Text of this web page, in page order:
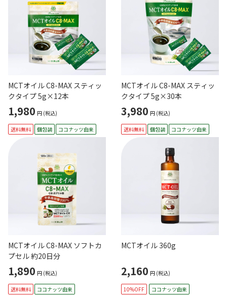
MCTオイル C8-MAX スティッ
クタイプ 5g×12本
1,980 円 (税込)
送料無料 個包装 ココナッツ由来
MCTオイル C8-MAX スティッ
クタイプ 5g×30本
3,980 円 (税込)
送料無料 個包装 ココナッツ由来
MCTオイル C8-MAX ソフトカ
プセル 約20日分
1,890 円 (税込)
送料無料 ココナッツ由来
MCTオイル 360g
2,160 円 (税込)
10%OFF ココナッツ由来